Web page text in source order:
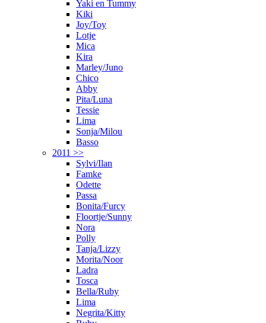
Yaki en Tummy
Kiki
Joy/Toy
Lotje
Mica
Kira
Marley/Juno
Chico
Abby
Pita/Luna
Tessie
Lima
Sonja/Milou
Basso
2011 >>
Sylvi/Ilan
Famke
Odette
Passa
Bonita/Furcy
Floortje/Sunny
Nora
Polly
Tanja/Lizzy
Morita/Noor
Ladra
Tosca
Bella/Ruby
Lima
Negrita/Kitty